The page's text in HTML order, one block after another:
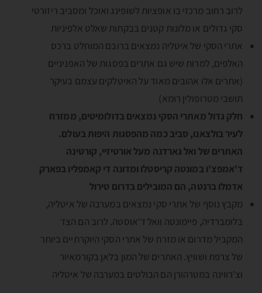
לרוב רחוב מרכזי בו אופציות לשופינג ואוכל ומסביב ריזורטי
סקי גדולים או מלונות קטנים בבקתות שאלט אלפיניות
אתרי הסקי של איטליה נמצאים ברובם המוחלט ברכס
האלפים, למרות שיש גם אתרים בפסגות של האפניניים
(אתרים אלו אהובים מאוד על האיטלקים עצמם בעיקר
תושבי מטרופולין רומא)
חלק גדול מאתרי הסקי נמצאים בדולומיטים, ממזרח
לעיר בולצאנו, סביב כמה מהפסגות היפות בעולם.
האתרים של ואל גארדנה מעל אורטיזיי, קורטינה
ד'אמפצ'ו במונטה קריסטלו ומדונה די קאמפליו בפארק
אדמלו ברנטה, הם המובילים בדרום טירול
מקבץ נוסף של אתרי סקי נמצאים במערבה של איטליה,
בלומברדיה, פיימונטה וואל ד'אוסטה. לרוב הם הצד
המקביל מדרום או מזרח של אתרי הסקי היוקרתיים ביותר
של צרפת ושוויץ. האתרים של המון בלאן בקורמאיור
וצ'רווינה במטרהורן הם הבולטים במערבה של איטליה